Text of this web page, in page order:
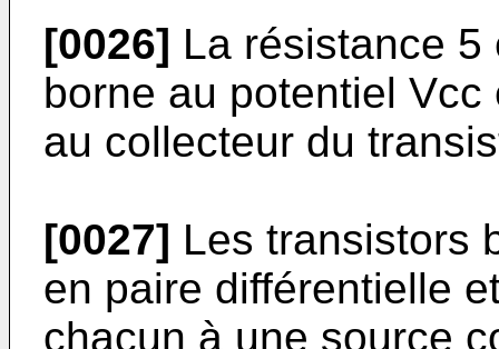
[0026] La résistance
borne au potentiel
au collecteur du
[0027] Les transistors
en paire différentielle
chacun à une source